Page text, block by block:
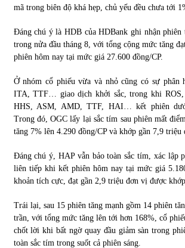
mã trong biên độ khá hẹp, chủ yếu đều chưa tới
Đáng chú ý là HDB của HDBank ghi nhận phiên
trong nửa đầu tháng 8, với tổng cộng mức tăng
phiên hôm nay tại mức giá 27.600 đồng/CP.
Ở nhóm cổ phiếu vừa và nhỏ cũng có sự phân
ITA, TTF… giao dịch khởi sắc, trong khi
HHS, ASM, AMD, TTF, HAI… kết phiên
Trong đó, OGC lấy lại sắc tím sau phiên mất
tăng 7% lên 4.290 đồng/CP và khớp gần 7,9 triệu
Đáng chú ý, HAP vẫn bảo toàn sắc tím, xác lập
liên tiếp khi kết phiên hôm nay tại mức giá
khoản tích cực, đạt gần 2,9 triệu đơn vị được khớp
Trái lại, sau 15 phiên tăng mạnh gồm 14 phiên
trần, với tổng mức tăng lên tới hơn 168%, cổ
chốt lời khi bất ngờ quay đầu giảm sàn trong
toàn sắc tím trong suốt cả phiên sáng.